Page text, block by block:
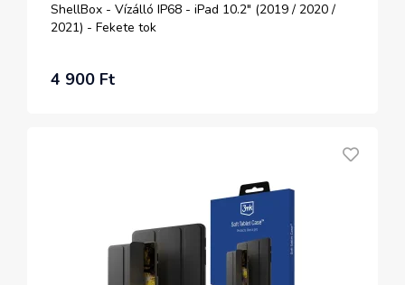
ShellBox - Vízálló IP68 - iPad 10.2" (2019 / 2020 /
2021) - Fekete tok
4 900 Ft